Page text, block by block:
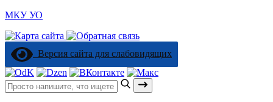
МКУ УО
Версия сайта для слабовидящих
Поиск: